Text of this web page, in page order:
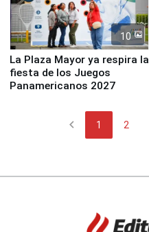
10
La Plaza Mayor ya respira la
fiesta de los Juegos
Panamericanos 2027
chevron_left 1 2